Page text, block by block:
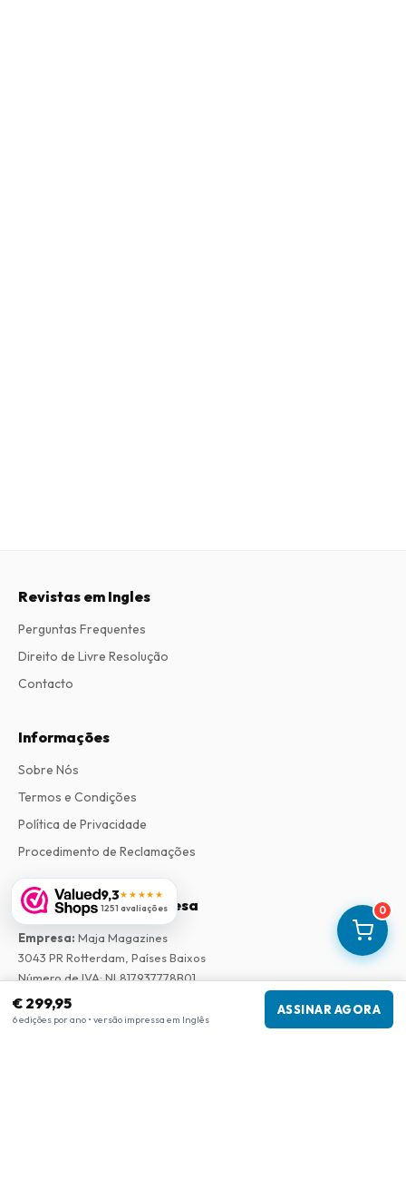
0
€ 299,95
6 edições por ano • versão impressa em Inglês
ASSINAR AGORA
9,3★★★★★
1251 avaliações
Revistas em Ingles
Perguntas Frequentes
Direito de Livre Resolução
Contacto
Informações
Sobre Nós
Termos e Condições
Política de Privacidade
Procedimento de Reclamações
Informações da empresa
Empresa: Maja Magazines
3043 PR Rotterdam, Países Baixos
Número de IVA:NL817937778B01
Câmara de Comércio